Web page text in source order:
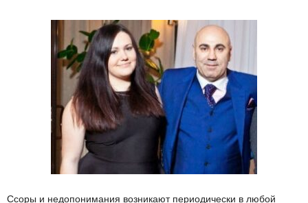
Ссоры и недопонимания возникают периодически в любой